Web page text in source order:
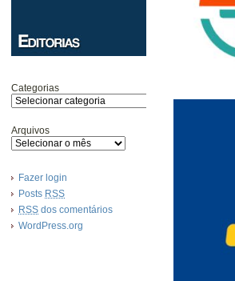
Categorias
Arquivos
Fazer login
Posts RSS
RSS dos comentários
WordPress.org